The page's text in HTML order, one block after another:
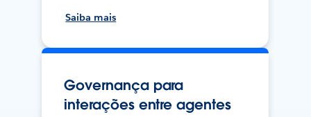
Saiba mais
Governança para
interações entre agentes